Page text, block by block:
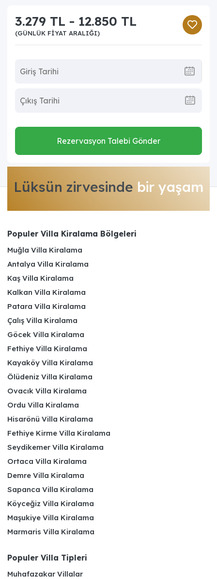
3.279 TL - 12.850 TL
(GÜNLÜK FIYAT ARALIĞI)
Rezervasyon Talebi Gönder
Lüksün zirvesinde bir yaşam
Populer Villa Kiralama Bölgeleri
Muğla Villa Kiralama
Antalya Villa Kiralama
Kaş Villa Kiralama
Kalkan Villa Kiralama
Patara Villa Kiralama
Çalış Villa Kiralama
Göcek Villa Kiralama
Fethiye Villa Kiralama
Kayaköy Villa Kiralama
Ölüdeniz Villa Kiralama
Ovacık Villa Kiralama
Ordu Villa Kiralama
Hisarönü Villa Kiralama
Fethiye Kirme Villa Kiralama
Seydikemer Villa Kiralama
Ortaca Villa Kiralama
Demre Villa Kiralama
Sapanca Villa Kiralama
Köyceğiz Villa Kiralama
Maşukiye Villa Kiralama
Marmaris Villa Kiralama
Populer Villa Tipleri
Muhafazakar Villalar